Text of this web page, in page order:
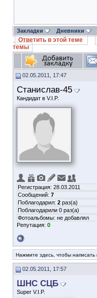
Закладки Дневники
Ответить в этой теме
темы
02.05.2011, 17:47
Станислав-45
Кандидат в V.I.P.
Регистрация: 28.03.2011
Сообщений: 7
Поблагодарил: 2 раз(а)
Поблагодарили 0 раз(а)
Фотоальбомы: не добавлял
Репутация: 0
Нажмите здесь, чтобы
02.05.2011, 17:57
ШНС СЦБ
Super V.I.P.